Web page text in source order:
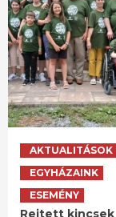
AKTUALITÁSOK
EGYHÁZAINK
ESEMÉNY
Rejtett kincsek